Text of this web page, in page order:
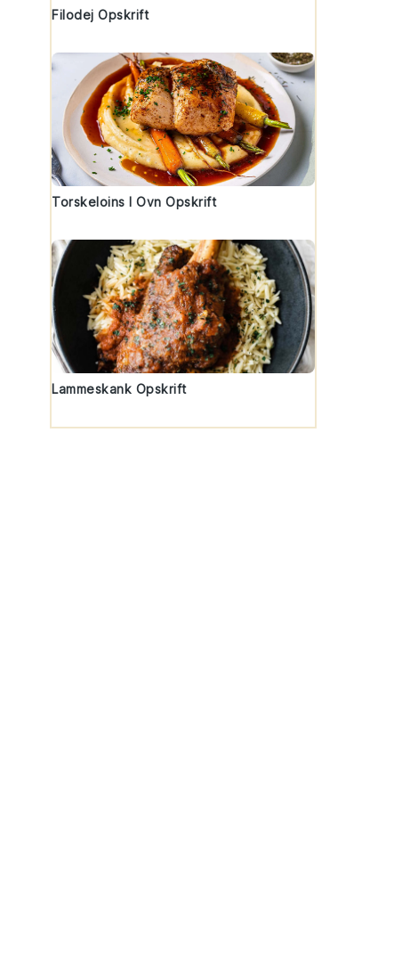
Filodej Opskrift
Torskeloins I Ovn Opskrift
Lammeskank Opskrift